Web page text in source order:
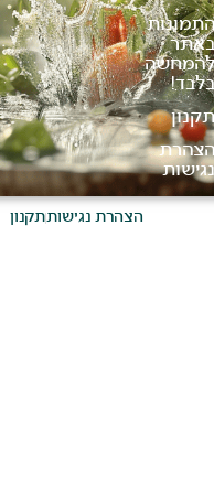
הצהרת נגישותתקנון